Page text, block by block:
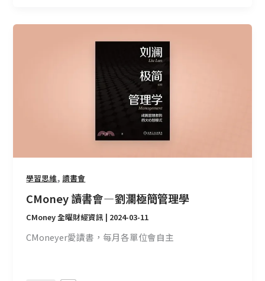
學習思維,讀書會
CMoney 讀書會 — 劉瀾極簡管理學
CMoney 全曜財經資訊 | 2024-03-11
CMoneyer愛讀書，每月各單位會自主
管
理
學